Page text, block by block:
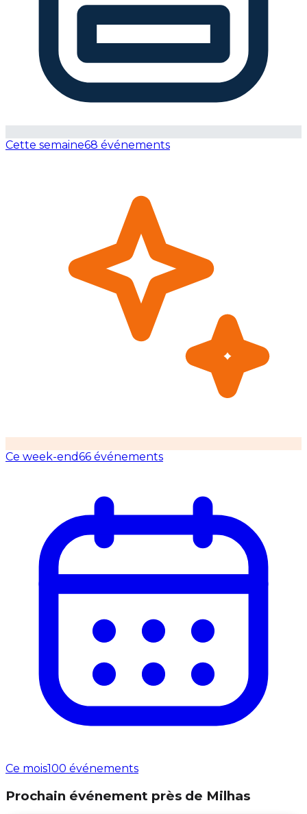
Cette semaine68 événements
Ce week-end66 événements
Ce mois100 événements
Prochain événement près de Milhas